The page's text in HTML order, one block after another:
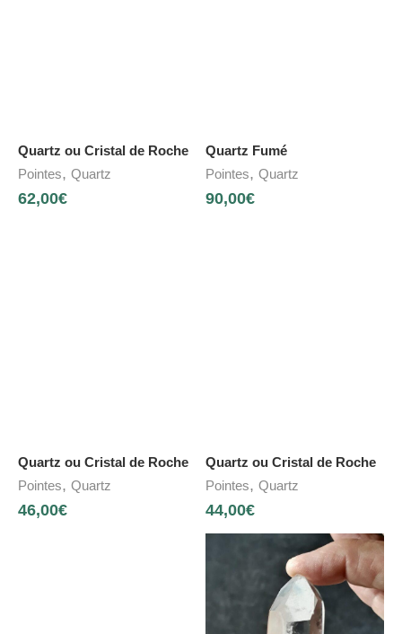
Quartz ou Cristal de Roche
Pointes, Quartz
62,00€
Quartz Fumé
Pointes, Quartz
90,00€
Quartz ou Cristal de Roche
Pointes, Quartz
46,00€
Quartz ou Cristal de Roche
Pointes, Quartz
44,00€